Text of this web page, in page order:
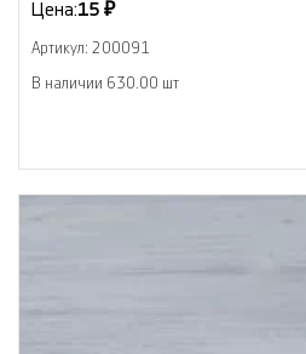
Цена:15 ₽
Артикул: 200091
В наличии 630.00 шт